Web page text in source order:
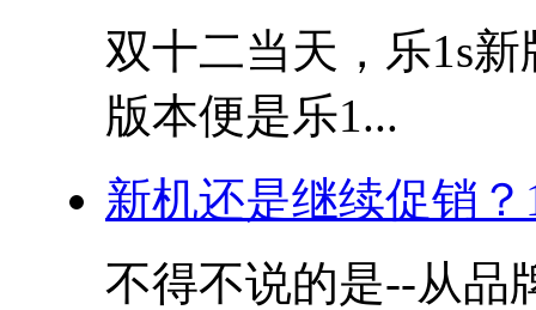
双十二当天，乐1s
版本便是乐1...
新机还是继续促销
不得不说的是--从品